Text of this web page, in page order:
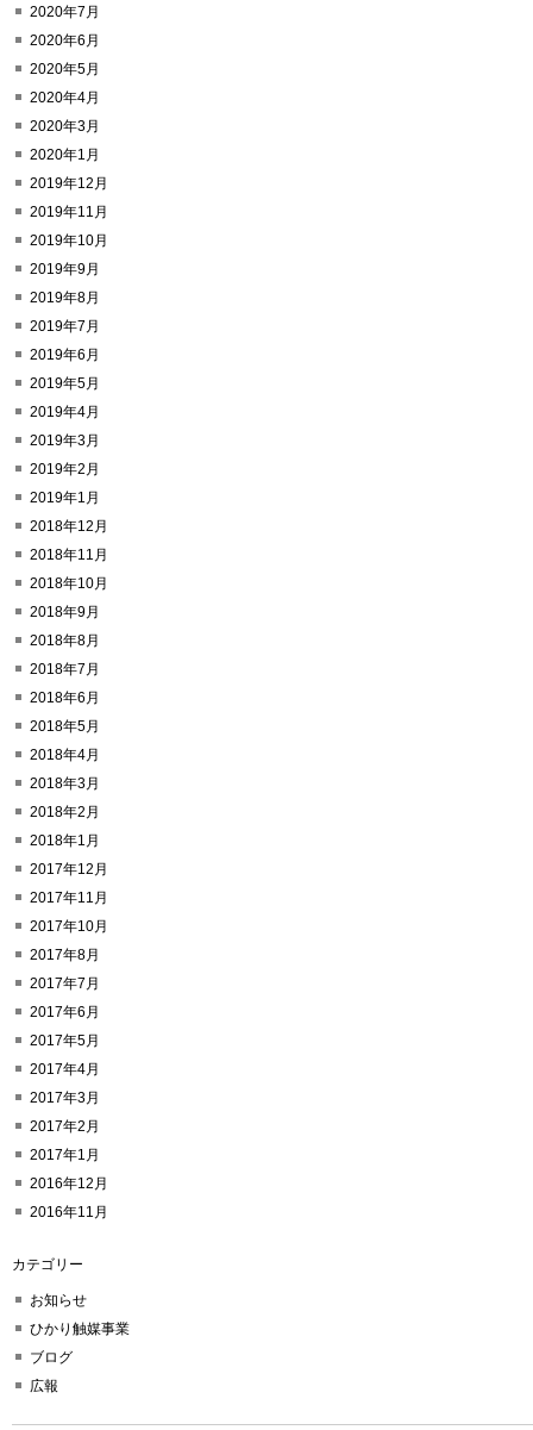
2020年7月
2020年6月
2020年5月
2020年4月
2020年3月
2020年1月
2019年12月
2019年11月
2019年10月
2019年9月
2019年8月
2019年7月
2019年6月
2019年5月
2019年4月
2019年3月
2019年2月
2019年1月
2018年12月
2018年11月
2018年10月
2018年9月
2018年8月
2018年7月
2018年6月
2018年5月
2018年4月
2018年3月
2018年2月
2018年1月
2017年12月
2017年11月
2017年10月
2017年8月
2017年7月
2017年6月
2017年5月
2017年4月
2017年3月
2017年2月
2017年1月
2016年12月
2016年11月
カテゴリー
お知らせ
ひかり触媒事業
ブログ
広報